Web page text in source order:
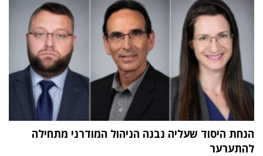
הנחת היסוד שעליה נבנה הניהול המודרני מתחילה
להתערער